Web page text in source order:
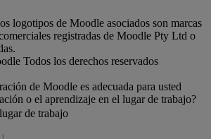
logotipos de Moodle asociados son marcas
registradas de Moodle Pty Ltd o
Todos los derechos reservados
de Moodle es adecuada para usted
o el aprendizaje en el lugar de trabajo?
de trabajo